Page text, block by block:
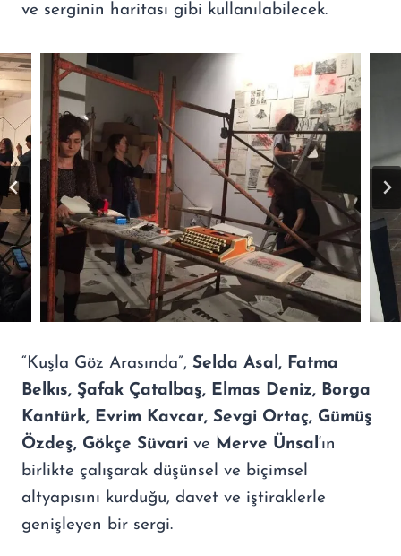
ve serginin haritası gibi kullanılabilecek.
“Kuşla Göz Arasında”, Selda Asal, Fatma
Belkıs, Şafak Çatalbaş, Elmas Deniz, Borga
Kantürk, Evrim Kavcar, Sevgi Ortaç, Gümüş
Özdeş, Gökçe Süvari ve Merve Ünsal‘ın
birlikte çalışarak düşünsel ve biçimsel
altyapısını kurduğu, davet ve iştiraklerle
genişleyen bir sergi.